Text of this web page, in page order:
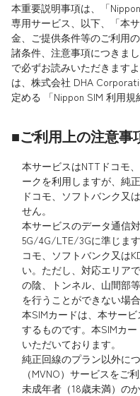
本重要説明事項は、「
専用サービス、以下、「本
金、ご提供条件等のご利用
諸条件、注意事項につきま
で必ずお読みいただきます
は、株式会社 DHA
定める 「Nippon SIM 利用規
■ご利用上の注意事
本サービスはNTTドコモ
ークを利用しますが、純
ドコモ、ソフトバンク又
せん。
本サービスのデータ通信
5G/4G/LTE/3Gに準じま
コモ、ソフトバンク又は
い。ただし、対応エリア
の陰、トンネル、山間部
を行うことができない場
本SIMカードは、本サー
するものです。本SIMカ
いただいております。
純正回線のプラン以外に
（MVNO）サービスをご
未成年者（18歳未満）の